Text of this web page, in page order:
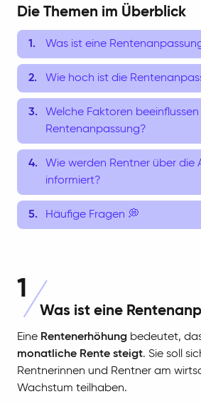
Die Themen im Überblick
Was ist eine
Wie hoch ist die
Welche Faktoren
Rentenanpassung?
Wie werden Rentner über die
informiert?
Häufige Fragen 💭
1
Was ist eine
Eine Rentenerhöhung bedeutet,
monatliche Rente steigt. Sie soll
Rentnerinnen und Rentner am
Wachstum teilhaben.